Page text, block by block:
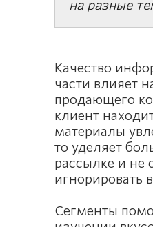
на разные
Качество
части влияет
продающего
клиент
материалы
то уделяет
рассылке и не
игнорировать
Сегменты